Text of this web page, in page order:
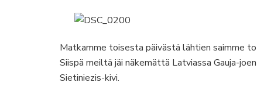
Matkamme toisesta päivästä lähtien saimme
Siispä meiltä jäi näkemättä Latviassa Gauja-
Sietiniezis-kivi.